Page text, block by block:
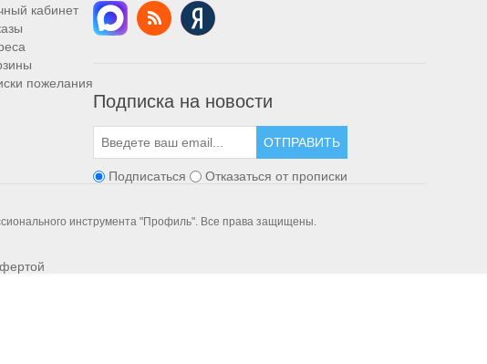
кабинет
пожелания
Подписка на новости
ОТПРАВИТЬ
Подписаться Отказаться от прописки
инструмента "Профиль". Все права защищены.